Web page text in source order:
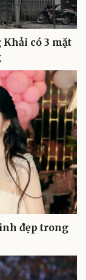
Khải có 3 mặt
đẹp trong